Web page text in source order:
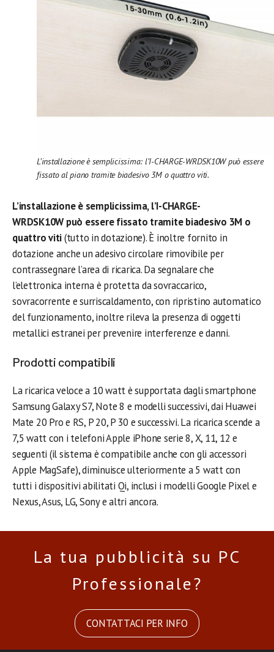
L’installazione è semplicissima: l’I-CHARGE-WRDSK10W può essere
fissato al piano tramite biadesivo 3M o quattro viti.
L’installazione è semplicissima, l’I-CHARGE-
WRDSK10W può essere fissato tramite biadesivo 3M o
quattro viti(tutto in dotazione). È inoltre fornito in
dotazione anche un adesivo circolare rimovibile per
contrassegnare l’area di ricarica. Da segnalare che
l’elettronica interna è protetta da sovraccarico,
sovracorrente e surriscaldamento, con ripristino automatico
del funzionamento, inoltre rileva la presenza di oggetti
metallici estranei per prevenire interferenze e danni.
Prodotti compatibili
La ricarica veloce a 10 watt è supportata dagli smartphone
Samsung Galaxy S7, Note 8 e modelli successivi, dai Huawei
Mate 20 Pro e RS, P 20, P 30 e successivi. La ricarica scende a
7,5 watt con i telefoni Apple iPhone serie 8, X, 11, 12 e
seguenti (il sistema è compatibile anche con gli accessori
Apple MagSafe), diminuisce ulteriormente a 5 watt con
tutti i dispositivi abilitati Qi, inclusi i modelli Google Pixel e
Nexus, Asus, LG, Sony e altri ancora.
La tua pubblicità su PC
Professionale?
CONTATTACI PER INFO